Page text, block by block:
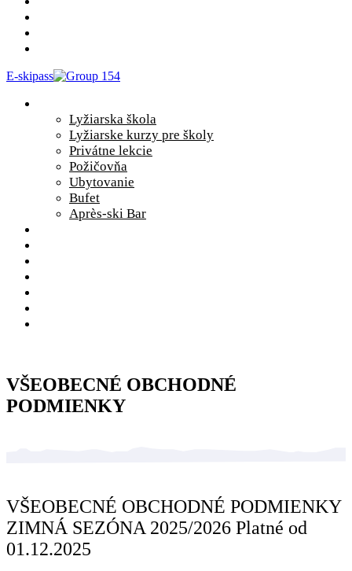
E-skipass
Lyžiarska škola
Lyžiarske kurzy pre školy
Privátne lekcie
Požičovňa
Ubytovanie
Bufet
Après-ski Bar
VŠEOBECNÉ OBCHODNÉ
PODMIENKY
VŠEOBECNÉ OBCHODNÉ PODMIENKY
ZIMNÁ SEZÓNA 2025/2026 Platné od
01.12.2025